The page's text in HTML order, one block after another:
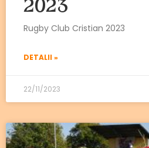
2023
Rugby Club Cristian 2023
DETALII »
22/11/2023